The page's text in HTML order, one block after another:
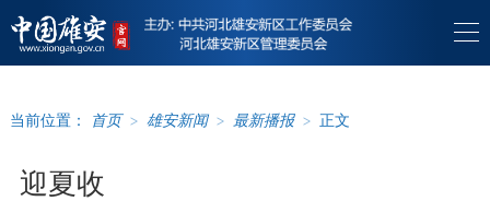
当前位置： 首页 > 雄安新闻 > 最新播报 > 正文
迎夏收